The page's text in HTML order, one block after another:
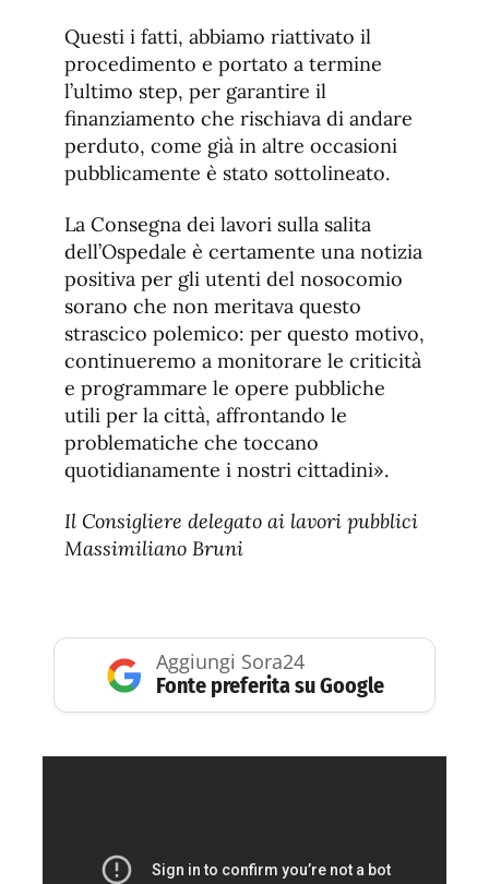
Questi i fatti, abbiamo riattivato il
procedimento e portato a termine
l’ultimo step, per garantire il
finanziamento che rischiava di andare
perduto, come già in altre occasioni
pubblicamente è stato sottolineato.
La Consegna dei lavori sulla salita
dell’Ospedale è certamente una notizia
positiva per gli utenti del nosocomio
sorano che non meritava questo
strascico polemico: per questo motivo,
continueremo a monitorare le criticità
e programmare le opere pubbliche
utili per la città, affrontando le
problematiche che toccano
quotidianamente i nostri cittadini».
Il Consigliere delegato ai lavori pubblici
Massimiliano Bruni
Aggiungi Sora24
Fonte preferita su Google